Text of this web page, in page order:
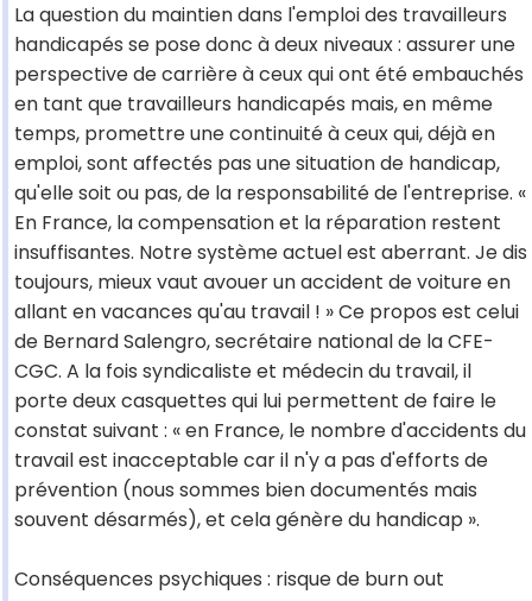
La question du maintien dans l'emploi des travailleurs
handicapés se pose donc à deux niveaux : assurer une
perspective de carrière à ceux qui ont été embauchés
en tant que travailleurs handicapés mais, en même
temps, promettre une continuité à ceux qui, déjà en
emploi, sont affectés pas une situation de handicap,
qu'elle soit ou pas, de la responsabilité de l'entreprise. «
En France, la compensation et la réparation restent
insuffisantes. Notre système actuel est aberrant. Je dis
toujours, mieux vaut avouer un accident de voiture en
allant en vacances qu'au travail ! » Ce propos est celui
de Bernard Salengro, secrétaire national de la CFE-
CGC. A la fois syndicaliste et médecin du travail, il
porte deux casquettes qui lui permettent de faire le
constat suivant : « en France, le nombre d'accidents du
travail est inacceptable car il n'y a pas d'efforts de
prévention (nous sommes bien documentés mais
souvent désarmés), et cela génère du handicap ».
Conséquences psychiques : risque de burn out